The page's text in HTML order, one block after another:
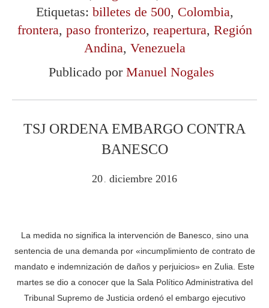
Etiquetas: billetes de 500, Colombia,
frontera, paso fronterizo, reapertura, Región
Andina, Venezuela
Publicado por Manuel Nogales
TSJ ORDENA EMBARGO CONTRA
BANESCO
20 . diciembre 2016
La medida no significa la intervención de Banesco, sino una
sentencia de una demanda por «incumplimiento de contrato de
mandato e indemnización de daños y perjuicios» en Zulia. Este
martes se dio a conocer que la Sala Político Administrativa del
Tribunal Supremo de Justicia ordenó el embargo ejecutivo